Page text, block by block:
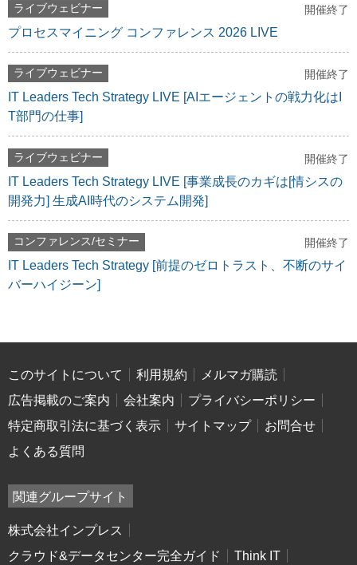
ライブウェビナー 開催終了
プロセスマイニング コンファレンス 2026 LIVE
ライブウェビナー 開催終了
IT Leaders Tech Strategy LIVE [AIエージェントの戦力化はI
T部門の仕事]
ライブウェビナー 開催終了
IT Leaders Tech Strategy LIVE [事業成長のカギは[情シスの
開発力] 生成AI時代のシステム開発]
コンファレンス/セミナー 開催終了
IT Leaders Tech Strategy [前提のゼロトラスト、不断のサイ
バーハイジーン]
このサイトについて 利用規約
メルマガ購読
広告掲載のご案内
会社案内
プライバシーポリシー
特定商取引法に基づく表示
サイトマップ
お問合せ
よくある質問
関連グループサイト
株式会社インプレス
クラウド&データセンター完全ガイド
Think IT